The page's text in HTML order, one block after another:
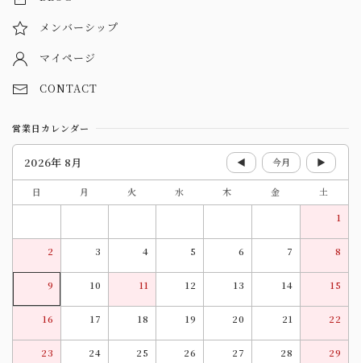
メンバーシップ
マイページ
CONTACT
営業日カレンダー
2026年 8月 ◀ 今月 ▶
日 月 火 水 木 金
土
1
2 3 4 5 6 7 8
9 10 11 12 13 14 15
16 17 18 19 20 21 22
23 24 25 26 27 28 29